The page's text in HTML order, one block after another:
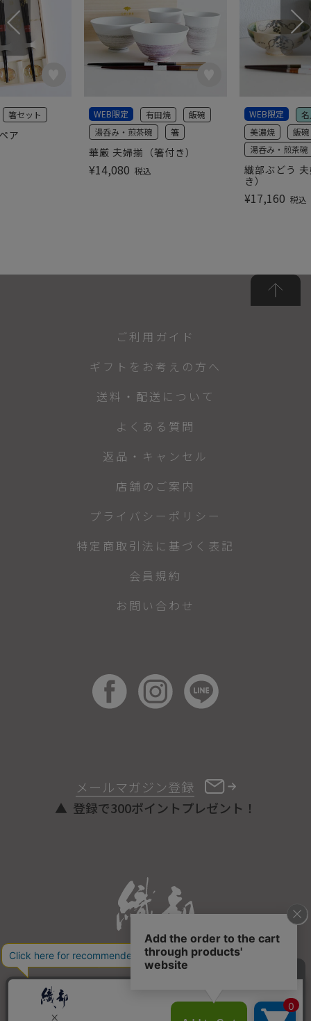
ア
箸セット
華厳 夫婦揃（箸付き）
WEB限定 有田焼
飯碗
湯呑み・煎茶碗
箸
¥14,080 税込
織部ぶどう
き）
WEB限定
美濃焼
飯碗
湯呑み・煎茶碗
¥17,160 税込
ONLINE STORE
メールマガジン登録
登録で300ポイントプレゼント！
ご利用ガイド
ギフトをお考えの方へ
送料・配送について
よくある質問
返品・キャンセル
店舗のご案内
プライバシーポリシー
特定商取引法に基づく表記
会員規約
お問い合わせ